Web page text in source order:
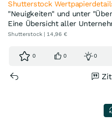
Shutterstock
"Neuigkeiten" und unter
Eine Übersicht aller
Shutterstock | 14,96 €
0 0 0